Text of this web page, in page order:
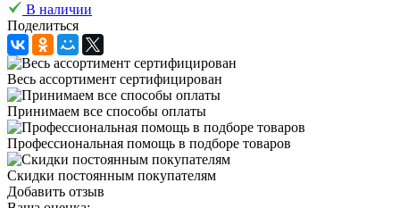
В наличии
Поделиться
Весь ассортимент сертифицирован
Принимаем все способы оплаты
Профессиональная помощь в подборе товаров
Скидки постоянным покупателям
Добавить отзыв